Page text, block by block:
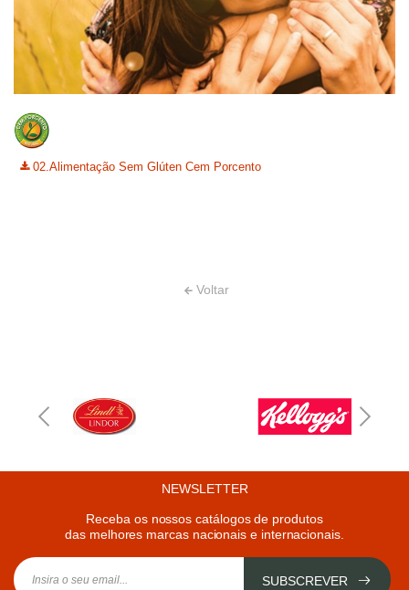
02.Alimentação Sem Glúten Cem Porcento
Voltar
NEWSLETTER
Receba os nossos catálogos de produtos
das melhores marcas nacionais e internacionais.
SUBSCREVER